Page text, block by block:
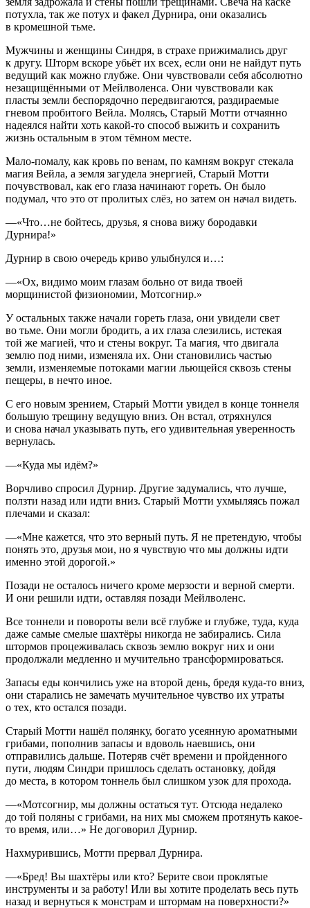
потухла, так же потух и факел Дурнира, они оказались
в кромешной тьме.
Мужчины и женщины Синдря, в страхе прижимались друг
к другу. Шторм вскоре убьёт их всех, если они не найдут путь
ведущий как можно глубже. Они чувствовали себя абсолютно
незащищёнными от Мейлволенса. Они чувствовали как
пласты земли беспорядочно передвигаются, раздираемые
гневом пробитого Вейла. Молясь, Старый Мотти отчаянно
надеялся найти хоть какой-то способ выжить и сохранить
жизнь остальным в этом тёмном месте.
Мало-помалу, как кровь по венам, по камням вокруг стекала
магия Вейла, а земля загудела энергией, Старый Мотти
почувствовал, как его глаза начинают гореть. Он было
подумал, что это от пролитых слёз, но затем он начал видеть.
—«Что…не бойтесь, друзья, я снова вижу бородавки
Дурнира!»
Дурнир в свою очередь криво улыбнулся и…:
—«Ох, видимо моим глазам больно от вида твоей
морщинистой физиономии, Мотсогнир.»
У остальных также начали гореть глаза, они увидели свет
во тьме. Они могли бродить, а их глаза слезились, истекая
той же магией, что и стены вокруг. Та магия, что двигала
землю под ними, изменяла их. Они становились частью
земли, изменяемые потоками магии льющейся сквозь стены
пещеры, в нечто иное.
С его новым зрением, Старый Мотти увидел в конце тоннеля
большую трещину ведущую вниз. Он встал, отряхнулся
и снова начал указывать путь, его удивительная уверенность
вернулась.
—«Куда мы идём?»
Ворчливо спросил Дурнир. Другие задумались, что лучше,
ползти назад или идти вниз. Старый Мотти ухмыляясь пожал
плечами и сказал:
—«Мне кажется, что это верный путь. Я не претендую, чтобы
понять это, друзья мои, но я чувствую что мы должны идти
именно этой дорогой.»
Позади не осталось ничего кроме мерзости и верной смерти.
И они решили идти, оставляя позади Мейлволенс.
Все тоннели и повороты вели всё глубже и глубже, туда, куда
даже самые смелые шахтёры никогда не забирались. Сила
штормов процеживалась сквозь землю вокруг них и они
продолжали медленно и мучительно трансформироваться.
Запасы еды кончились уже на второй день, бредя куда-то вниз,
они старались не замечать мучительное чувство их утраты
о тех, кто остался позади.
Старый Мотти нашёл полянку, богато усеянную ароматными
грибами, пополнив запасы и вдоволь наевшись, они
отправились дальше. Потеряв счёт времени и пройденного
пути, людям Синдри пришлось сделать остановку, дойдя
до места, в котором тоннель был слишком узок для прохода.
—«Мотсогнир, мы должны остаться тут. Отсюда недалеко
до той поляны с грибами, на них мы сможем протянуть какое-
то время, или…» Не договорил Дурнир.
Нахмурившись, Мотти прервал Дурнира.
—«Бред! Вы шахтёры или кто? Берите свои проклятые
инструменты и за работу! Или вы хотите проделать весь путь
назад и вернуться к монстрам и штормам на поверхности?»